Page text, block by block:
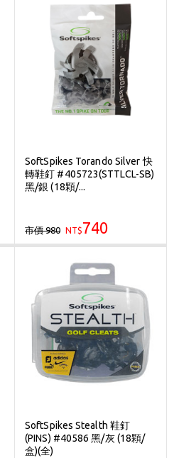
SoftSpikes Torando Silver 快
轉鞋釘 #405723(STTLCL-SB)
黑/銀 (18顆/...
市價 980 NT$740
SoftSpikes Stealth 鞋釘
(PINS) #40586 黑/灰 (18顆/
盒)(全)